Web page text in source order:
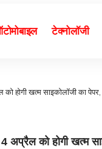
टेक्नोलॉजी
को होगी खत्म साइकोलॉजी का
अप्रैल को होगी खत्म